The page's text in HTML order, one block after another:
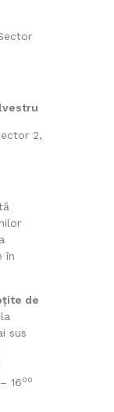
2,
în
de
sus
– 1600